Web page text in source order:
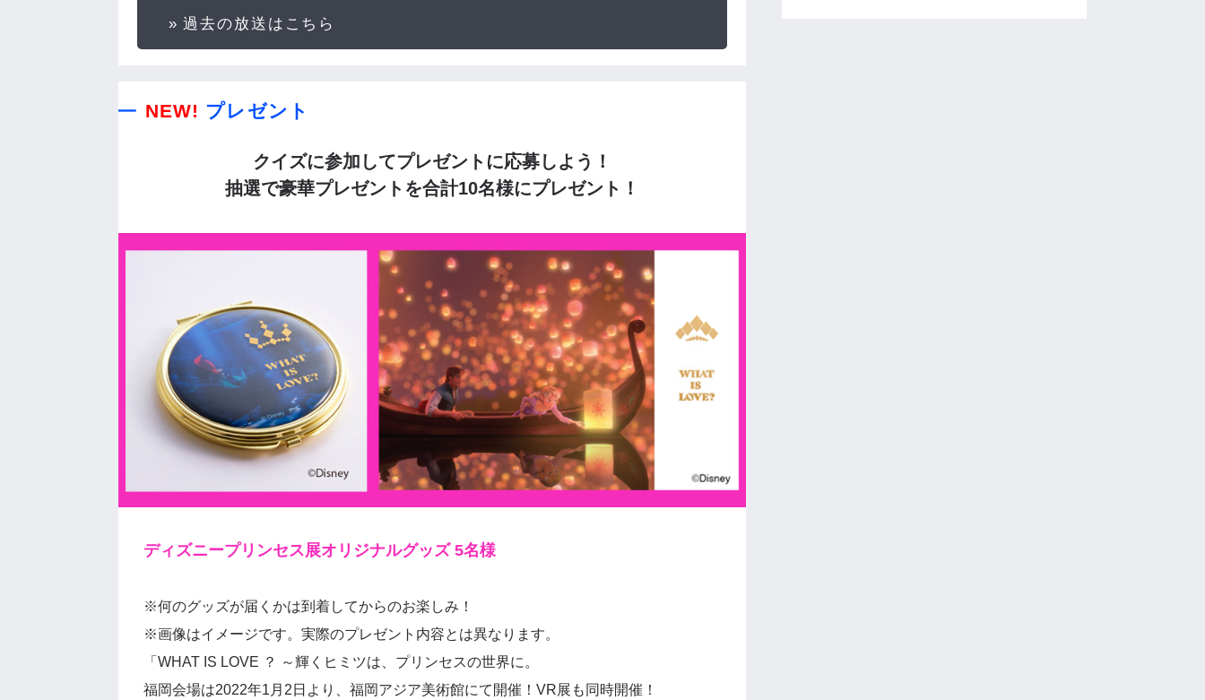
過去の放送はこちら
NEW! プレゼント
クイズに参加してプレゼントに応募しよう！
抽選で豪華プレゼントを合計10名様にプレゼント！
ディズニープリンセス展オリジナルグッズ 5名様
※何のグッズが届くかは到着してからのお楽しみ！
※画像はイメージです。実際のプレゼント内容とは異なります。
「WHAT IS LOVE ？ ～輝くヒミツは、プリンセスの世界に。
福岡会場は2022年1月2日より、福岡アジア美術館にて開催！VR展も同時開催！